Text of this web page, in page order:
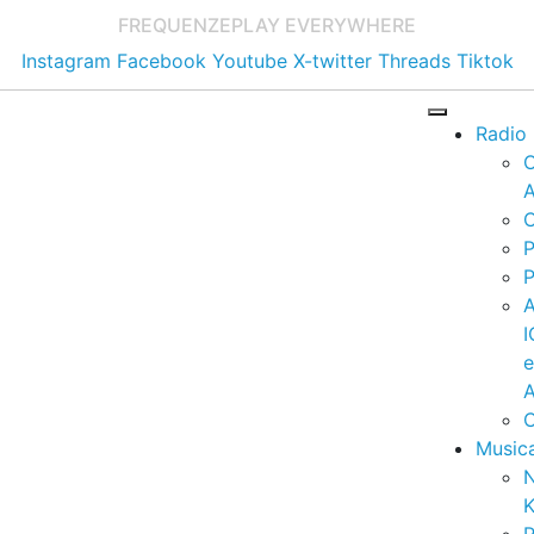
FREQUENZEPLAY EVERYWHERE
Instagram Facebook Youtube X-twitter Threads Tiktok
Radio
e